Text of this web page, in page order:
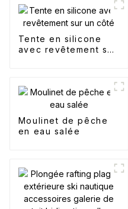
Tente en silicone
avec revêtement sur
Moulinet de pêche
en eau salée